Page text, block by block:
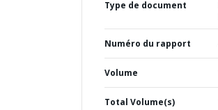
Type de document
Numéro du rapport
Volume
Total Volume(s)